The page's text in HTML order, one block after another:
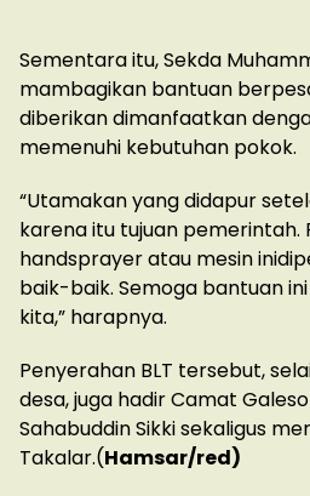
Sementara itu, Sekda
mambagikan bantuan
diberikan dimanfaatkan
memenuhi kebutuhan pokok.
“Utamakan yang didapur
karena itu tujuan pemerintah.
handsprayer atau mesin
baik-baik. Semoga bantuan
kita,” harapnya.
Penyerahan BLT tersebut,
desa, juga hadir Camat
Sahabuddin Sikki sekaligus
Takalar.(Hamsar/red)